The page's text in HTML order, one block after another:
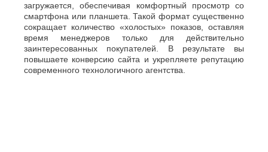
загружается, обеспечивая комфортный просмотр со
смартфона или планшета. Такой формат существенно
сокращает количество «холостых» показов, оставляя
время менеджеров только для действительно
заинтересованных покупателей. В результате вы
повышаете конверсию сайта и укрепляете репутацию
современного технологичного агентства.